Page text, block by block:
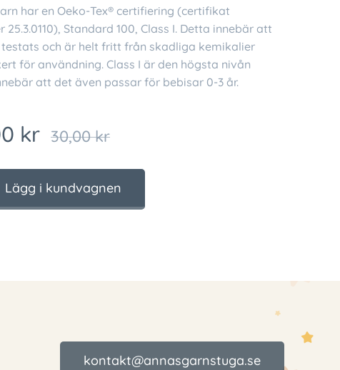
har en Oeko-Tex® certifiering (certifikat
25.3.0110), Standard 100, Class I. Detta innebär att
och är helt fritt från skadliga kemikalier
för användning. Class I är den högsta nivån
att det även passar för bebisar 0-3 år.
kr 30,00kr
Lägg i kundvagnen
kontakt@annasgarnstuga.se